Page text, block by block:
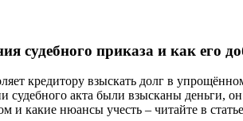
судебного приказа и как его
кредитору взыскать долг в
акта были взысканы деньги,
и какие нюансы учесть – читайте в